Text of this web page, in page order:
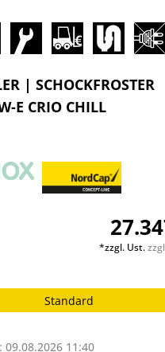
| SCHOCKFROSTER
E CRIO CHILL
*zzgl. Ust.
Standard
11:40